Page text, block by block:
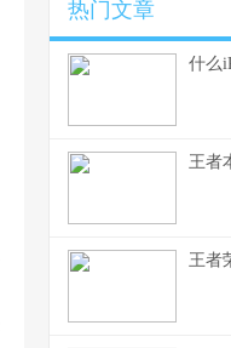
热门文章
什么
王者
王者